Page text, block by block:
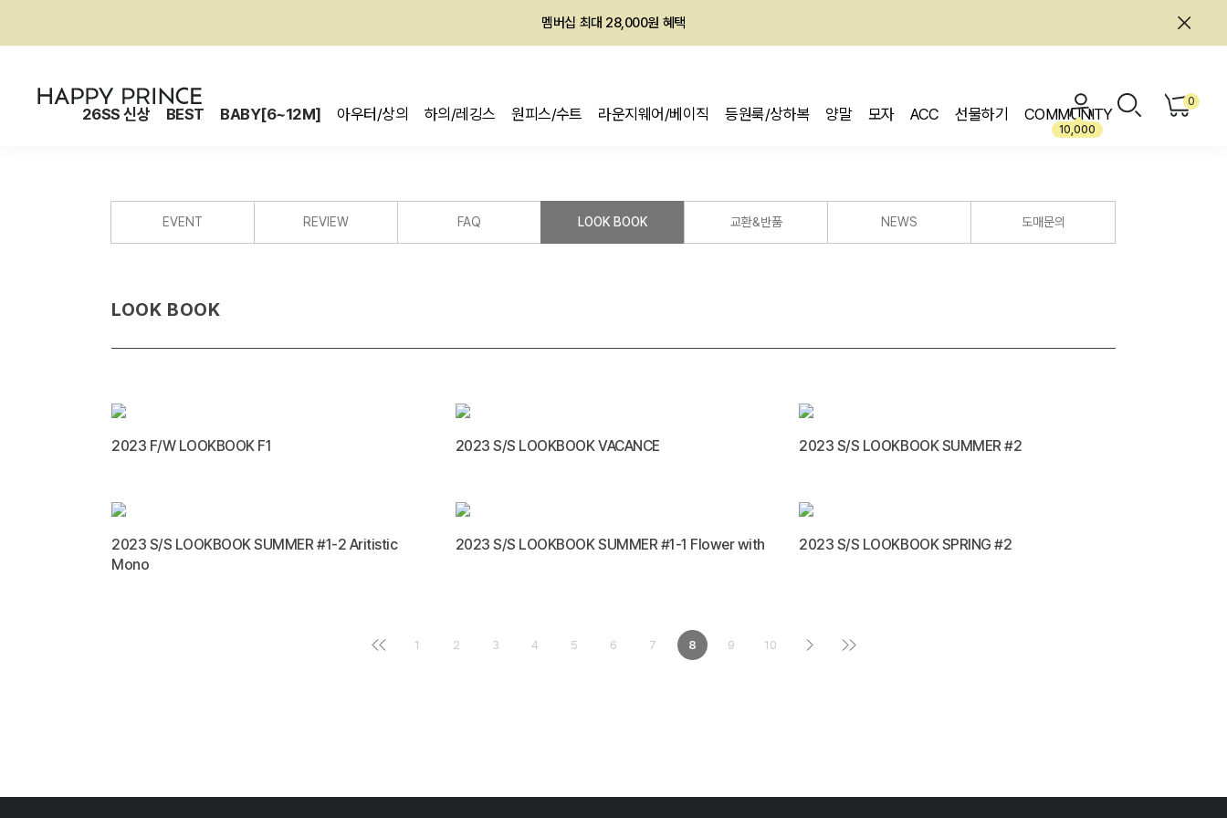
멤버십 최대 28,000원 혜택
26SS 신상 BEST BABY[6~12M] 아우터/상의 하의/레깅스 원피스/수트 라운지웨어/베이직 등원룩/상하복 양말 모자 ACC 선물하기 COMMUNITY
10,000
0
EVENT REVIEW FAQ LOOK BOOK 교환&반품 NEWS 도매문의
LOOK BOOK
2023 F/W LOOKBOOK F1 2023 S/S LOOKBOOK VACANCE 2023 S/S LOOKBOOK SUMMER #2
2023 S/S LOOKBOOK SUMMER #1-2 Aritistic
Mono
2023 S/S LOOKBOOK SUMMER #1-1 Flower with 2023 S/S LOOKBOOK SPRING #2
1 2 3 4 5 6 7 8 9 10